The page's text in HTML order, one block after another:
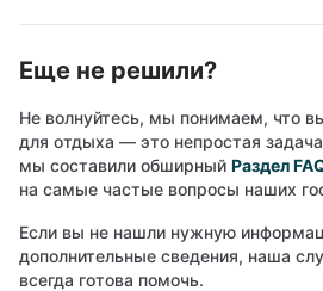
Еще не решили?
Не волнуйтесь, мы понимаем, что
для отдыха — это непростая
мы составили обширный Раздел
на самые частые вопросы наших
Если вы не нашли нужную
дополнительные сведения, наша
всегда готова помочь.